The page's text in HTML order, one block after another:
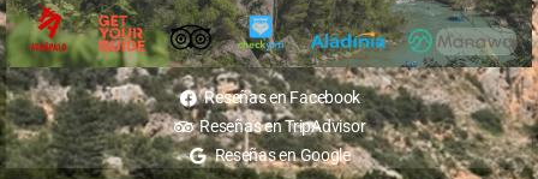
Reseñas en Facebook
Reseñas en TripAdvisor
Reseñas en Google